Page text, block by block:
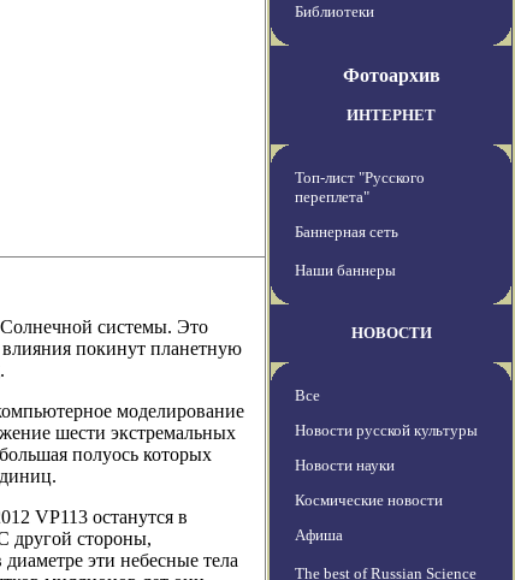
системы. Это
влияния покинут планетную
моделирование
шести экстремальных
полуось которых
VP113 останутся в
другой стороны,
эти небесные тела
Библиотеки
Фотоархив
ИНТЕРНЕТ
Топ-лист "Русского
переплета"
Баннерная сеть
Наши баннеры
НОВОСТИ
Все
Новости русской культуры
Новости науки
Космические новости
Афиша
The best of Russian Science